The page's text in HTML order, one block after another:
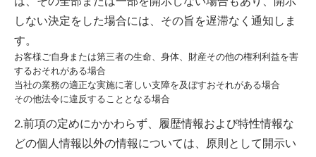
しない決定をした場合には、その旨を遅滞なく通知しま
す。
お客様ご自身または第三者の生命、身体、財産その他の権利利益を害
するおそれがある場合
当社の業務の適正な実施に著しい支障を及ぼすおそれがある場合
その他法令に違反することとなる場合
2.前項の定めにかかわらず、履歴情報および特性情報な
どの個人情報以外の情報については、原則として開示い